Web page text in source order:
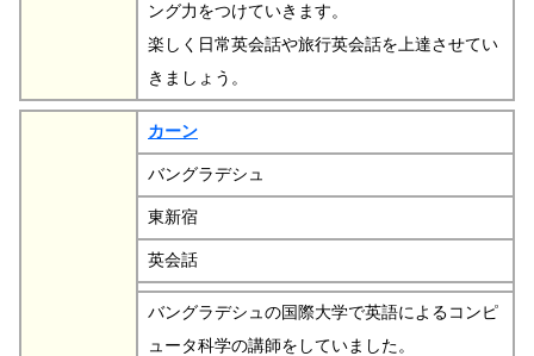
ング力をつけていきます。
楽しく日常英会話や旅行英会話を上達させてい
きましょう。
カーン
バングラデシュ
東新宿
英会話
バングラデシュの国際大学で英語によるコンピ
ュータ科学の講師をしていました。